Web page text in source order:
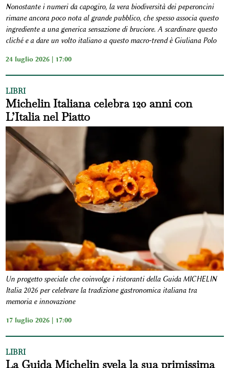
Nonostante i numeri da capogiro, la vera biodiversità dei peperoncini
rimane ancora poco nota al grande pubblico, che spesso associa questo
ingrediente a una generica sensazione di bruciore. A scardinare questo
cliché e a dare un volto italiano a questo macro-trend è Giuliana Polo
24 luglio 2026 | 17:00
LIBRI
Michelin Italiana celebra 120 anni con
L’Italia nel Piatto
Un progetto speciale che coinvolge i ristoranti della Guida MICHELIN
Italia 2026 per celebrare la tradizione gastronomica italiana tra
memoria e innovazione
17 luglio 2026 | 17:00
LIBRI
La Guida Michelin svela la sua primissima